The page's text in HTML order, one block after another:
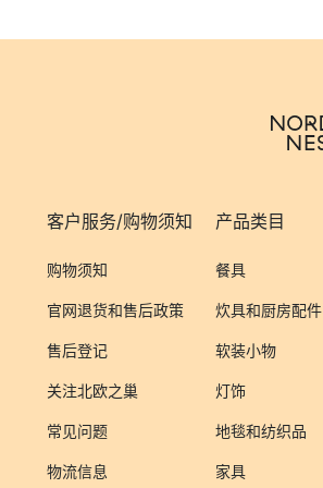
客户服务/购物须知
购物须知
官网退货和售后政策
售后登记
关注北欧之巢
常见问题
物流信息
产品类目
餐具
炊具和厨房配件
软装小物
灯饰
地毯和纺织品
家具